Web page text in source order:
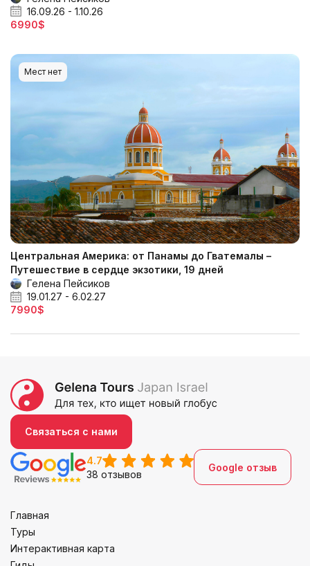
16.09.26 - 1.10.26
6990$
Мест нет
Центральная Америка: от Панамы до Гватемалы –
Путешествие в сердце экзотики, 19 дней
Гелена Пейсиков
19.01.27 - 6.02.27
7990$
Связаться с нами
4.7
38 отзывов
Google отзыв
Главная
Туры
Интерактивная карта